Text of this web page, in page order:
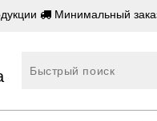
Минимальный